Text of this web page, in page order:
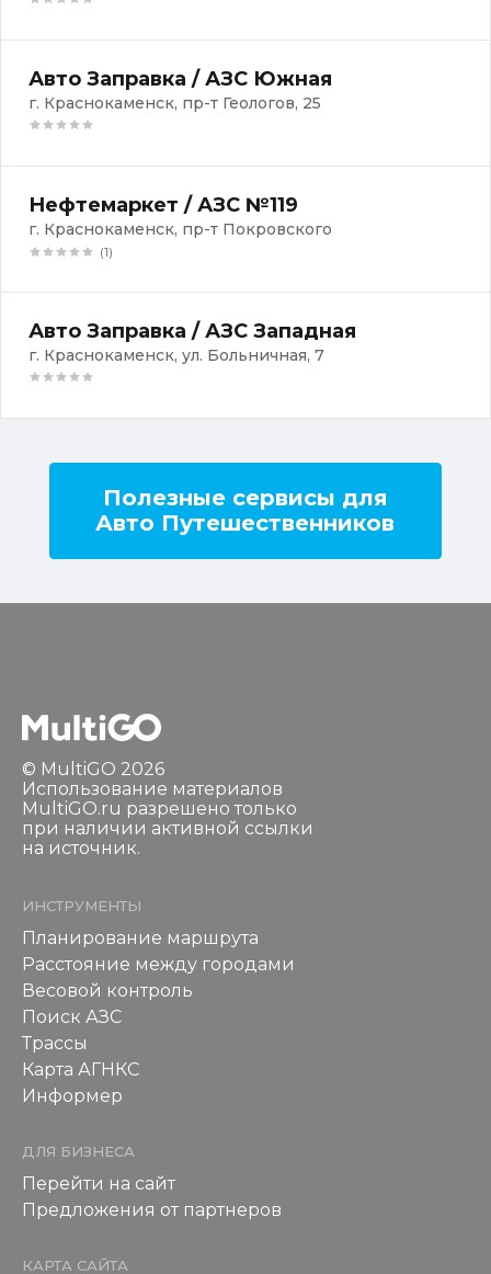
Авто Заправка / АЗС Южная
г. Краснокаменск, пр-т Геологов, 25
Нефтемаркет / АЗС №119
г. Краснокаменск, пр-т Покровского
(1)
Авто Заправка / АЗС Западная
г. Краснокаменск, ул. Больничная, 7
Полезные сервисы для
Авто Путешественников
© MultiGO 2026
Использование материалов
MultiGO.ru разрешено только
при наличии активной ссылки
на источник.
ИНСТРУМЕНТЫ
Планирование маршрута
Расстояние между городами
Весовой контроль
Поиск АЗС
Трассы
Карта АГНКС
Информер
ДЛЯ БИЗНЕСА
Перейти на сайт
Предложения от партнеров
КАРТА САЙТА